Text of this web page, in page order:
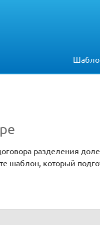
разделения
шаблон, который